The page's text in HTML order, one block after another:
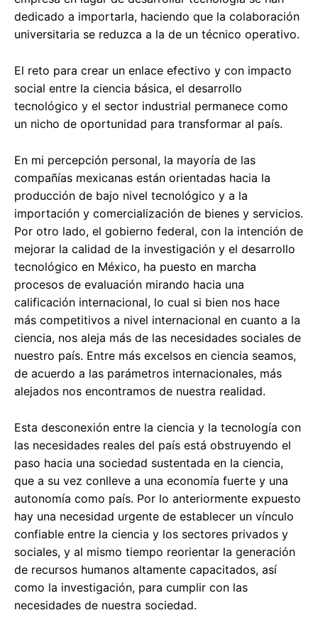
dedicado a importarla, haciendo que la colaboración
universitaria se reduzca a la de un técnico operativo.
El reto para crear un enlace efectivo y con impacto
social entre la ciencia básica, el desarrollo
tecnológico y el sector industrial permanece como
un nicho de oportunidad para transformar al país.
En mi percepción personal, la mayoría de las
compañías mexicanas están orientadas hacia la
producción de bajo nivel tecnológico y a la
importación y comercialización de bienes y servicios.
Por otro lado, el gobierno federal, con la intención de
mejorar la calidad de la investigación y el desarrollo
tecnológico en México, ha puesto en marcha
procesos de evaluación mirando hacia una
calificación internacional, lo cual si bien nos hace
más competitivos a nivel internacional en cuanto a la
ciencia, nos aleja más de las necesidades sociales de
nuestro país. Entre más excelsos en ciencia seamos,
de acuerdo a las parámetros internacionales, más
alejados nos encontramos de nuestra realidad.
Esta desconexión entre la ciencia y la tecnología con
las necesidades reales del país está obstruyendo el
paso hacia una sociedad sustentada en la ciencia,
que a su vez conlleve a una economía fuerte y una
autonomía como país. Por lo anteriormente expuesto
hay una necesidad urgente de establecer un vínculo
confiable entre la ciencia y los sectores privados y
sociales, y al mismo tiempo reorientar la generación
de recursos humanos altamente capacitados, así
como la investigación, para cumplir con las
necesidades de nuestra sociedad.